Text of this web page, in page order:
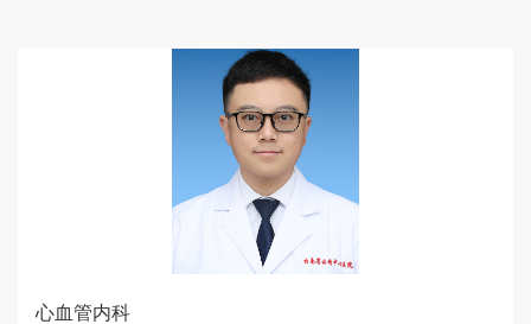
心血管内科